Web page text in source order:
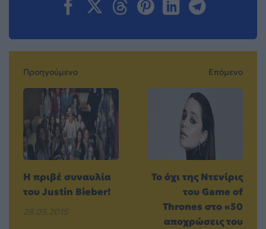
Προηγούμενο
Η πριβέ συναυλία
του Justin Bieber!
28.05.2015
Επόμενο
Το όχι της Ντενίρις
του Game of
Thrones στο «50
αποχρώσεις του